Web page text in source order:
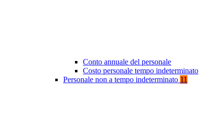
Conto annuale del personale
Costo personale tempo indeterminato
Personale non a tempo indeterminato 11